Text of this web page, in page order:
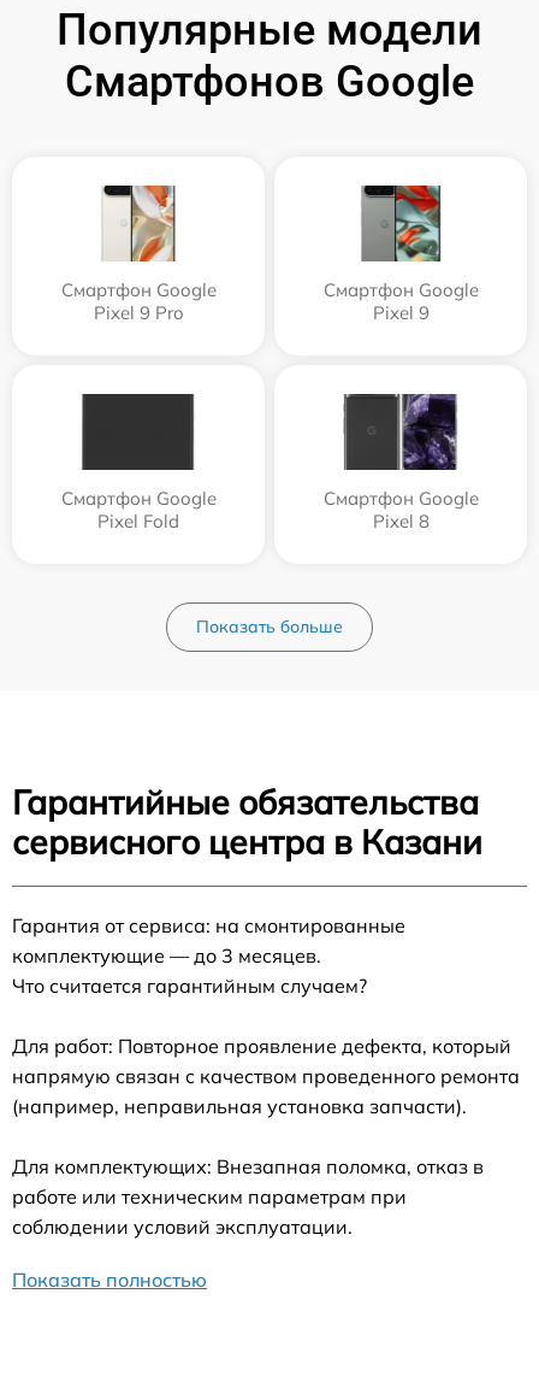
Популярные модели
Смартфонов Google
Смартфон Google
Pixel 9 Pro
Смартфон Google
Pixel 9
Смартфон Google
Pixel Fold
Смартфон Google
Pixel 8
Показать больше
Гарантийные обязательства
сервисного центра в Казани
Гарантия от сервиса: на смонтированные
комплектующие — до 3 месяцев.
Что считается гарантийным случаем?
Для работ: Повторное проявление дефекта, который
напрямую связан с качеством проведенного ремонта
(например, неправильная установка запчасти).
Для комплектующих: Внезапная поломка, отказ в
работе или техническим параметрам при
соблюдении условий эксплуатации.
Показать полностью